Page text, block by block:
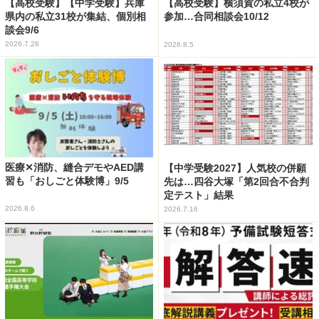
【高校受験】【中学受験】兵庫
県内の私立31校が集結、個別相
談会9/6
2026.7.28
【高校受験】横須賀の私立4校が
参加…合同相談会10/12
2026.8.5
医療✕消防、縫合デモやAED講
習も「おしごと体験博」9/5
2026.8.6
【中学受験2027】人気校の併願
先は…四谷大塚「第2回合不合判
定テスト」結果
2026.7.16